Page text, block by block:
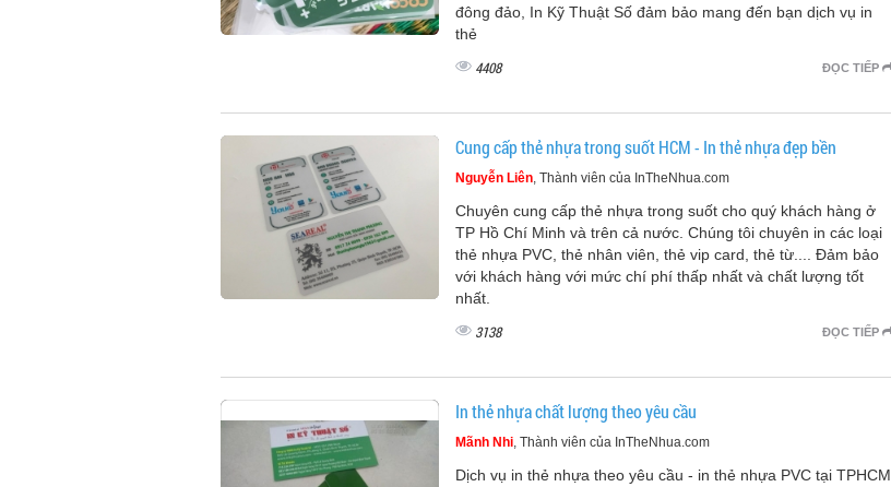
đông đảo, In Kỹ Thuật Số đảm bảo mang đến bạn dịch vụ in
thẻ
ĐỌC TIẾP
4408
Cung cấp thẻ nhựa trong suốt HCM - In thẻ nhựa đẹp bền‎
Nguyễn Liên, Thành viên của InTheNhua.com
Chuyên cung cấp thẻ nhựa trong suốt cho quý khách hàng ở
TP Hồ Chí Minh và trên cả nước. Chúng tôi chuyên in các loại
thẻ nhựa PVC, thẻ nhân viên, thẻ vip card, thẻ từ.... Đảm bảo
với khách hàng với mức chí phí thấp nhất và chất lượng tốt
nhất.
ĐỌC TIẾP
3138
In thẻ nhựa chất lượng theo yêu cầu
Mãnh Nhi, Thành viên của InTheNhua.com
Dịch vụ in thẻ nhựa theo yêu cầu - in thẻ nhựa PVC tại TPHCM